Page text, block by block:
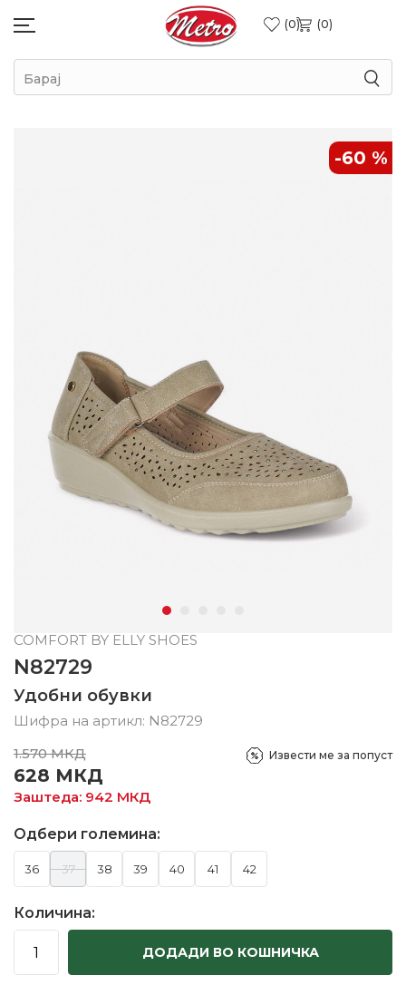
0 0
Барај
-60 %
COMFORT BY ELLY SHOES
N82729
Удобни обувки
Шифра на артикл: N82729
1.570 МКД
628 МКД
Заштеда: 942 МКД
Извести ме за попуст
Одбери големина:
36 37 38 39 40 41 42
Количина:
ДОДАДИ ВО КОШНИЧКА